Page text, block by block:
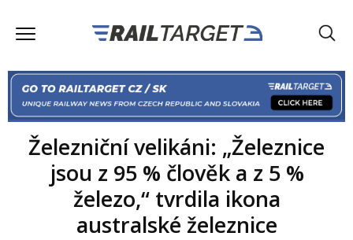
Železniční velikáni: „Železnice
jsou z 95 % člověk a z 5 %
železo,“ tvrdila ikona
australské železnice